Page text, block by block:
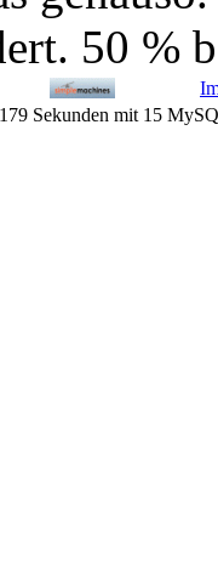
50 %
Sekunden mit 15